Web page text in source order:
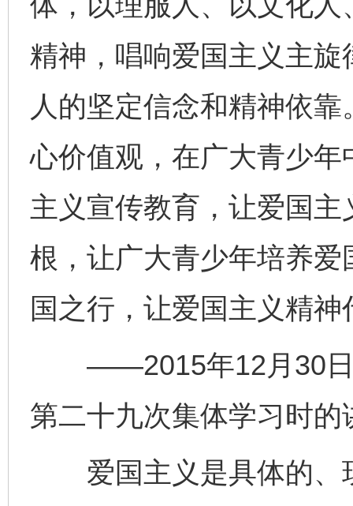
精神，唱响爱国主义主
人的坚定信念和精神依
心价值观，在广大青少
主义宣传教育，让爱国
根，让广大青少年培养
国之行，让爱国主义精
——2015年12月30日
第二十九次集体学习时的
爱国主义是具体的、